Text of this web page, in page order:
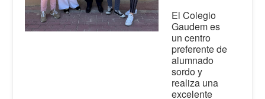
El Colegio
Gaudem es
un centro
preferente de
alumnado
sordo y
realiza una
excelente